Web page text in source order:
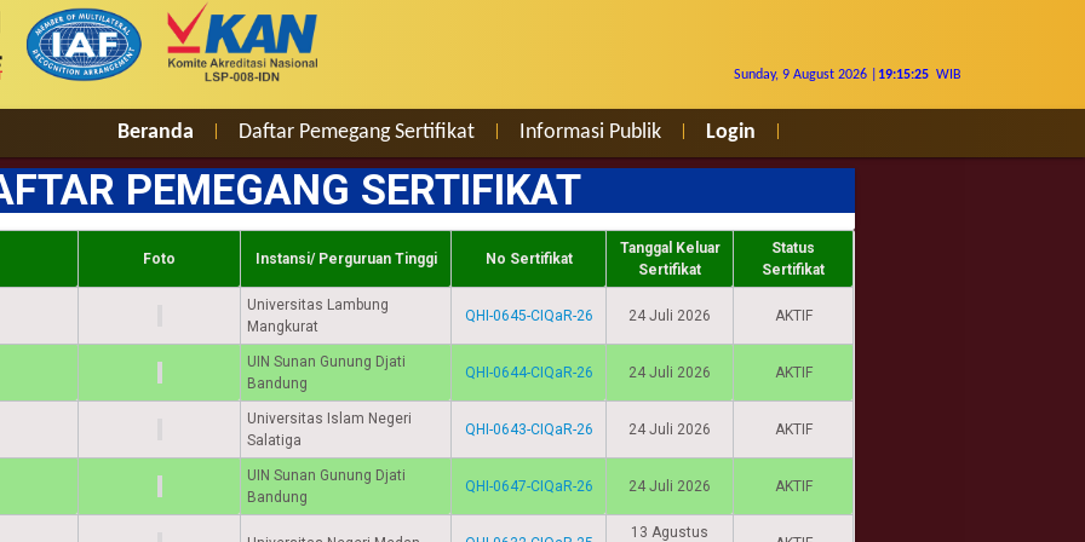
WIB
19:15:27
Sunday, 9 August 2026 |
Beranda Daftar Pemegang Sertifikat Informasi Publik Login
PEMEGANG SERTIFIKAT
Foto Instansi/ Perguruan Tinggi No Sertifikat
Tanggal Keluar
Sertifikat
Status
Sertifikat
Universitas Lambung
Mangkurat
QHI-0645-CIQaR-26 24 Juli 2026 AKTIF
UIN Sunan Gunung Djati
Bandung
QHI-0644-CIQaR-26 24 Juli 2026 AKTIF
Universitas Islam Negeri
Salatiga
QHI-0643-CIQaR-26 24 Juli 2026 AKTIF
UIN Sunan Gunung Djati
Bandung
QHI-0647-CIQaR-26 24 Juli 2026 AKTIF
13 Agustus